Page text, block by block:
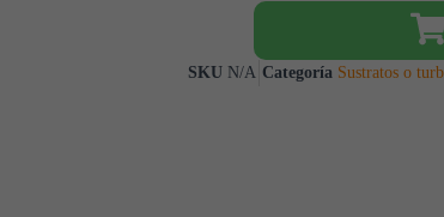
SKU N/A Categoría Sustratos o